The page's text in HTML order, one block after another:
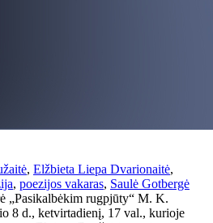
, Elžbieta Liepa Dvarionaitė,
, poezijos vakaras, Saulė Gotbergė
„Pasikalbėkim rugpjūty“ M. K.
8 d., ketvirtadienį, 17 val., kurioje